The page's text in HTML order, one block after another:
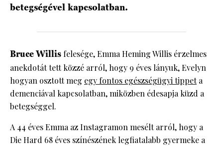
betegségével kapcsolatban.
Bruce Willis felesége, Emma Heming Willis érzelmes
anekdotát tett közzé arról, hogy 9 éves lányuk, Evelyn
hogyan osztott meg egy fontos egészségügyi tippeta
demenciával kapcsolatban, miközben édesapja küzd a
betegséggel.
A 44 éves Emma az Instagramon mesélt arról, hogy a
Die Hard 68 éves színészének legfiatalabb gyermeke a